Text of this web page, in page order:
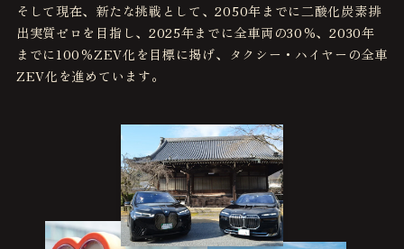
そして現在、新たな挑戦として、2050年までに二酸化炭素排
出実質ゼロを目指し、2025年までに全車両の30％、2030年
までに100％ZEV化を目標に掲げ、タクシー・ハイヤーの全車
ZEV化を進めています。